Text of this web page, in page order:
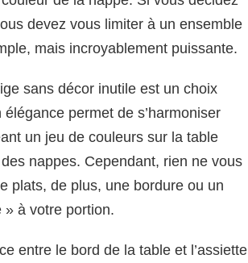
devez vous limiter à un ensemble
mais incroyablement puissante.
sans décor inutile est un choix
permet de s’harmoniser
un jeu de couleurs sur la table
nappes. Cependant, rien ne vous
plats, de plus, une bordure ou un
à votre portion.
entre le bord de la table et l’assiette